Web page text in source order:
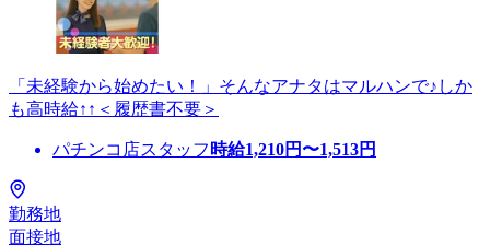
「未経験から始めたい！」そんなアナタはマルハンで♪しか
も高時給↑↑＜履歴書不要＞
パチンコ店スタッフ 時給1,210円〜1,513円
勤務地
面接地